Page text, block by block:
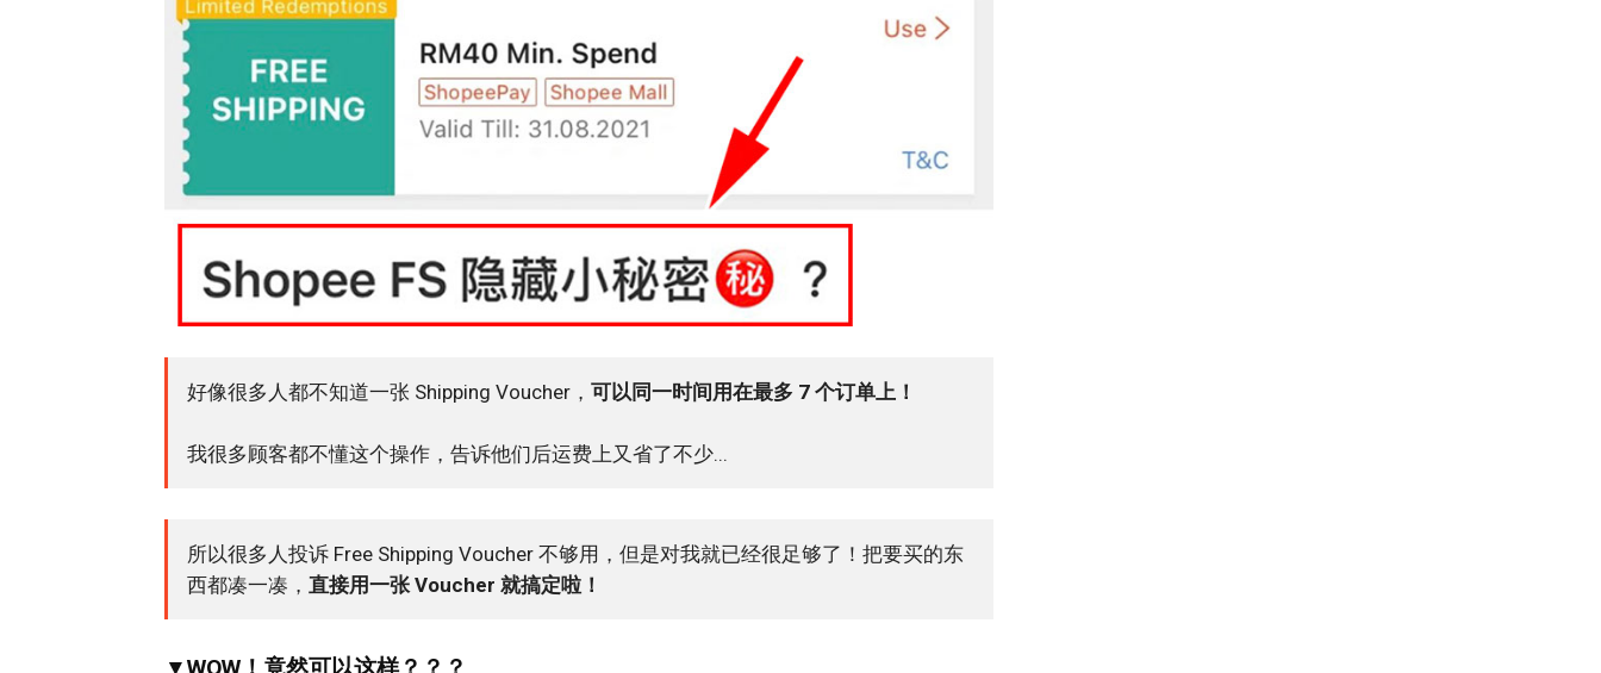
好像很多人都不知道一张 Shipping Voucher， 可以同一时间用在最多 7 个订单上！
我很多顾客都不懂这个操作，告诉他们后运费上又省了不少...
所以很多人投诉 Free Shipping Voucher 不够用，但是对我就已经很足够了！把要买的东
西都凑一凑， 直接用一张 Voucher 就搞定啦！
▼WOW！竟然可以这样？？？